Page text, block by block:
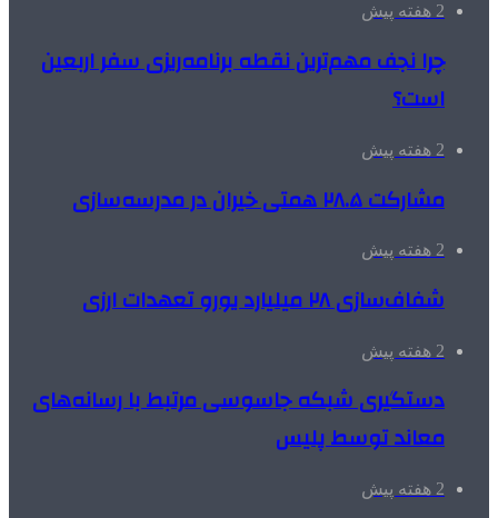
2 هفته پیش
چرا نجف مهم‌ترین نقطه برنامه‌ریزی سفر اربعین
است؟
2 هفته پیش
مشارکت ۲۸.۵ همتی خیران در مدرسه‌سازی
2 هفته پیش
شفاف‌سازی ۲۸ میلیارد یورو تعهدات ارزی
2 هفته پیش
دستگیری شبکه جاسوسی مرتبط با رسانه‌های
معاند توسط پلیس
2 هفته پیش